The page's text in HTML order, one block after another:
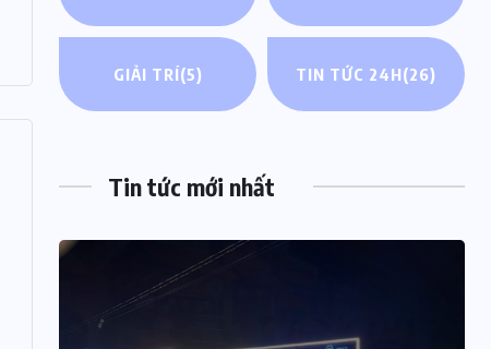
GIẢI TRÍ(5) TIN TỨC 24H(26)
Tin tức mới nhất